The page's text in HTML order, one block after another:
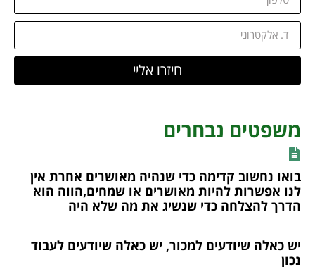
חיזרו אליי
משפטים נבחרים
בואו נחשוב קדימה כדי שנהיה מאושרים אחרת אין
לנו אפשרות להיות מאושרים או שמחים,הווה הוא
הדרך להצלחה כדי שנשיג את מה שלא היה
יש כאלה שיודעים למכור, יש כאלה שיודעים לעבוד
נכון